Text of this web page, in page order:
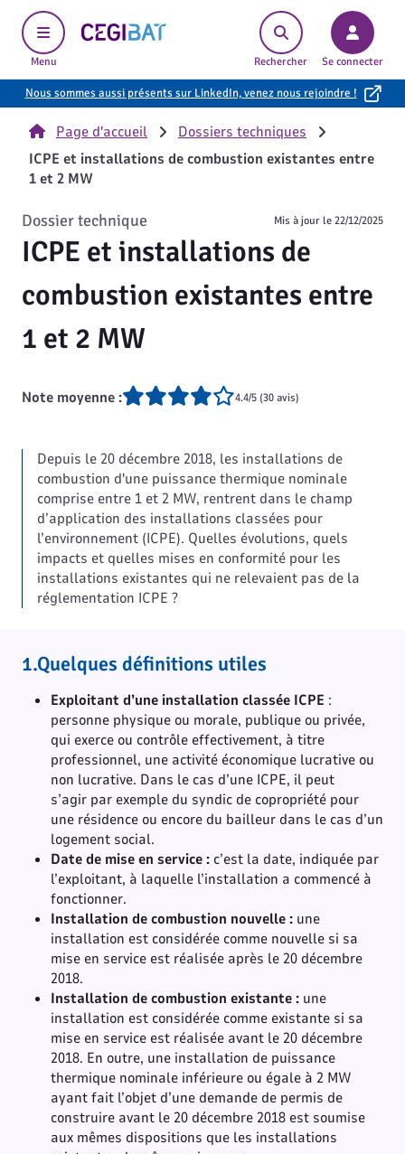
Menu
Cegibat, accueil
Rechercher Se connecter
Nous sommes aussi présents sur LinkedIn, venez nous rejoindre !
Page d'accueil
Dossiers techniques
ICPE et installations de combustion existantes entre
1 et 2 MW
ICPE et installations de
combustion existantes entre
1 et 2 MW
Dossier technique Mis à jour le22/12/2025
Note moyenne : 4.4/5 (30 avis)
Depuis le 20 décembre 2018, les installations de
combustion d'une puissance thermique nominale
comprise entre 1 et 2 MW, rentrent dans le champ
d’application des installations classées pour
l’environnement (ICPE). Quelles évolutions, quels
impacts et quelles mises en conformité pour les
installations existantes qui ne relevaient pas de la
réglementation ICPE ?
1.Quelques définitions utiles
Exploitant d’une installation classée ICPE :
personne physique ou morale, publique ou privée,
qui exerce ou contrôle effectivement, à titre
professionnel, une activité économique lucrative ou
non lucrative. Dans le cas d’une ICPE, il peut
s’agir par exemple du syndic de copropriété pour
une résidence ou encore du bailleur dans le cas d’un
logement social.
Date de mise en service : c’est la date, indiquée par
l’exploitant, à laquelle l’installation a commencé à
fonctionner.
Installation de combustion nouvelle : une
installation est considérée comme nouvelle si sa
mise en service est réalisée après le 20 décembre
2018.
Installation de combustion existante : une
installation est considérée comme existante si sa
mise en service est réalisée avant le 20 décembre
2018. En outre, une installation de puissance
thermique nominale inférieure ou égale à 2 MW
ayant fait l’objet d’une demande de permis de
construire avant le 20 décembre 2018 est soumise
aux mêmes dispositions que les installations